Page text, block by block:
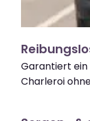
Garantiert
Charleroi